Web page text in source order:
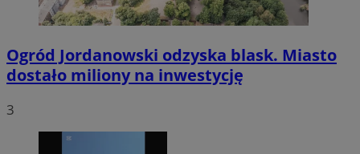
Ogród Jordanowski odzyska blask. Miasto
dostało miliony na inwestycję
3